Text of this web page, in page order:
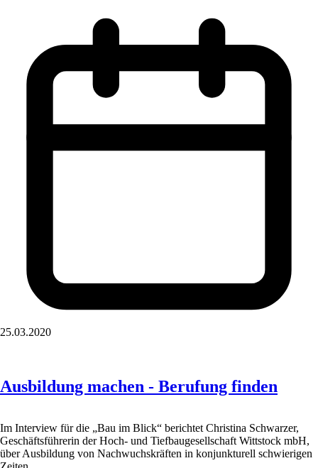
25.03.2020
Ausbildung machen - Berufung finden
Im Interview für die „Bau im Blick“ berichtet Christina Schwarzer,
Geschäftsführerin der Hoch- und Tiefbaugesellschaft Wittstock mbH,
über Ausbildung von Nachwuchskräften in konjunkturell schwierigen